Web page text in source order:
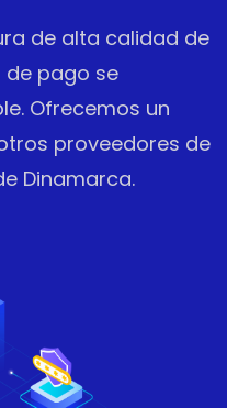
de alta calidad de
de pago se
Ofrecemos un
proveedores de
Dinamarca.